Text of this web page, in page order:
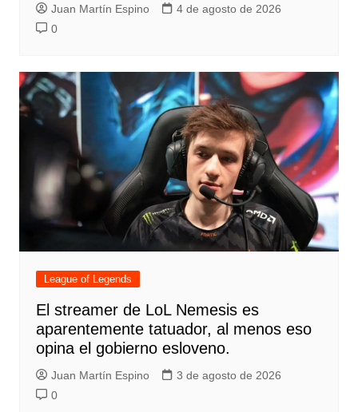
Juan Martín Espino
4 de agosto de 2026
0
League of Legends
El streamer de LoL Nemesis es
aparentemente tatuador, al menos eso
opina el gobierno esloveno.
Juan Martín Espino
3 de agosto de 2026
0